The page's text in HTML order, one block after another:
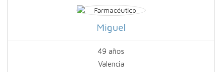
Miguel
49 años
Valencia